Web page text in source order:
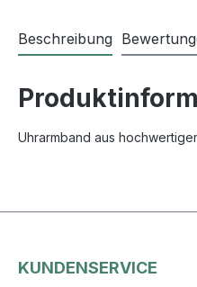
Beschreibung
Uhrarmband aus
KUNDENSERVICE